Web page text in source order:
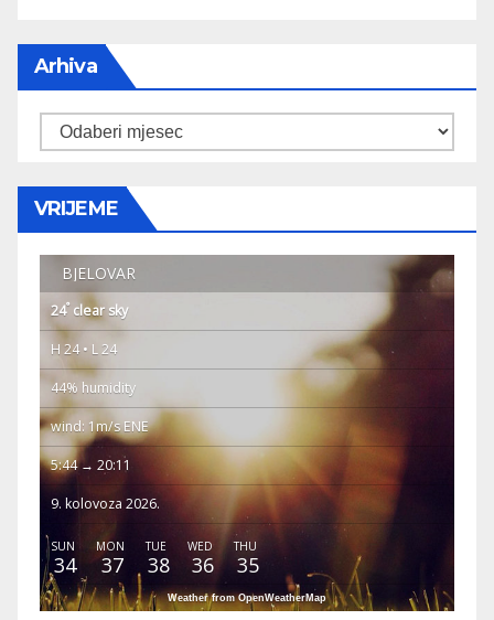
Arhiva
Arhiva
VRIJEME
BJELOVAR
24° clear sky
H 24 • L 24
44% humidity
wind: 1m/s ENE
5:44 → 20:11
9. kolovoza 2026.
SUN
34
MON
37
TUE
38
WED
36
THU
35
Weather from OpenWeatherMap